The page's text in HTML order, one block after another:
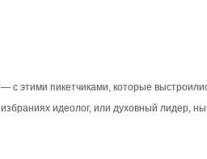
с этими пикетчиками, которые
идеолог, или духовный лидер,